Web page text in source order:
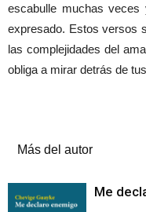
escabulle muchas
expresado. Estos versos
las complejidades del
obliga a mirar detrás de
Más del autor
Me